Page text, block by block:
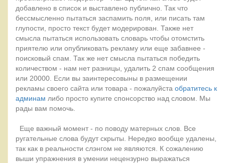
добавлено в список и выставлено публично. Так что
бессмысленно пытаться заспамить поля, или писать там
глупости, просто текст будет модерирован. Также нет
смысла пытаться использовать словарь чтобы отомстить
приятелю или опубликовать рекламу или еще забавнее -
поисковый спам. Так же нет смысла пытаться победить
количеством - нам нет разницы, удалить 2 спам сообщения
или 20000. Если вы заинтересовыны в размещении
рекламы своего сайта или товара - пожалуйста обратитесь к
админам либо просто купите спонсорство над словом. Мы
рады вам помочь.
Еще важный момент - по поводу матерных слов. Все
ругательные слова будут скрыты. Нередко вообще удалены,
так как в реальности слэнгом не являются. К сожалению
выши упражнения в умении нецензурно выражаться